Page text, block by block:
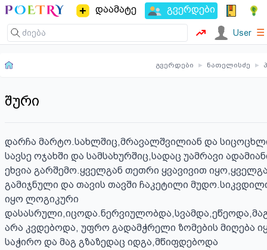
დაამატე გვერდები
User ☰
გვერდები ▸ ნათელისძე ▸
შური
დარჩა მარტო.სახლშიც,მრავალშვილიან და
სავსე ოჯახში და სამსახურშიც,სადაც უამრავი
ეხვია გარშემო.ყველგან თეთრი ყვავივით
გამიჯნული და თავის თავში ჩაკეტილი
იყო ლოგიკური
არა კვდებოდა, უფრო გადამჭრელი ზომების მიღება
საჭირო და მაგ გზაზედაც იდგა,მწიფდებოდა